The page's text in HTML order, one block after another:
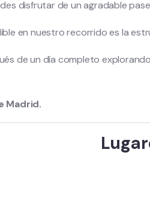
disfrutar de un agradable
en nuestro recorrido es la
de un día completo
Madrid.